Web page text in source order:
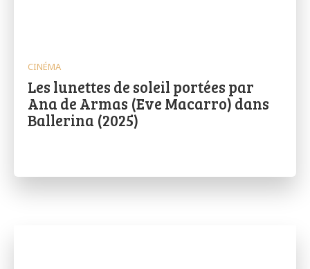
CINÉMA
Les lunettes de soleil portées par
Ana de Armas (Eve Macarro) dans
Ballerina (2025)